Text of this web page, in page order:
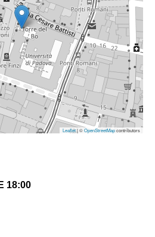
Leaflet| ©OpenStreetMapcontributors
18:00